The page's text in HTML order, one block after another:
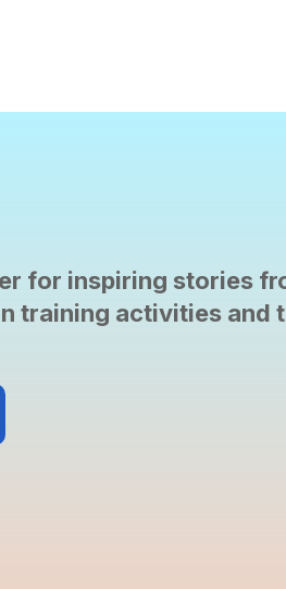
for inspiring stories
training activities and